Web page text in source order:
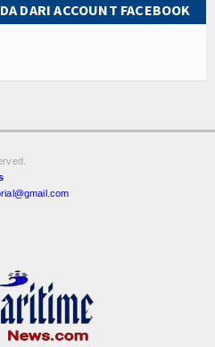
DARI ACCOUNT FACEBOOK